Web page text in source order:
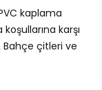
kaplama
karşı
çitleri ve